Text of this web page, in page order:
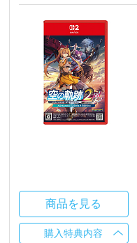
商品を見る
購入特典内容